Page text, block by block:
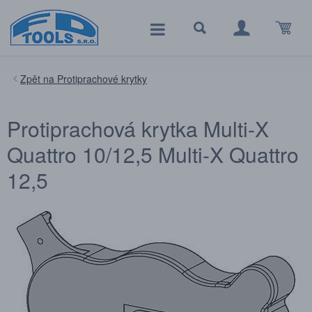
Protiprachové krytky
Protiprachová krytka Multi-X
Quattro 10/12,5 Multi-X Quattro
12,5